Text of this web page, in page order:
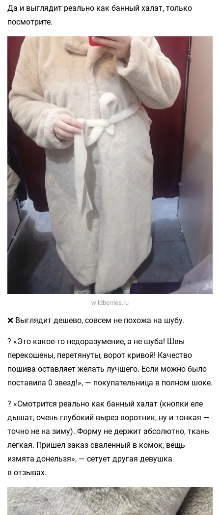
Да и выглядит реально как банный халат, только
посмотрите.
wildberries.ru
❌ Выглядит дешево, совсем не похожа на шубу.
? «Это какое-то недоразумение, а не шуба! Швы
перекошены, перетянуты, ворот кривой! Качество
пошива оставляет желать лучшего. Если можно было
поставила 0 звезд!», — покупательница в полном шоке.
? «Смотрится реально как банный халат (кнопки еле
дышат, очень глубокий вырез воротник, ну и тонкая —
точно не на зиму). Форму не держит абсолютно, ткань
легкая. Пришел заказ сваленный в комок, вещь
измята донельзя», — сетует другая девушка
в отзывах.